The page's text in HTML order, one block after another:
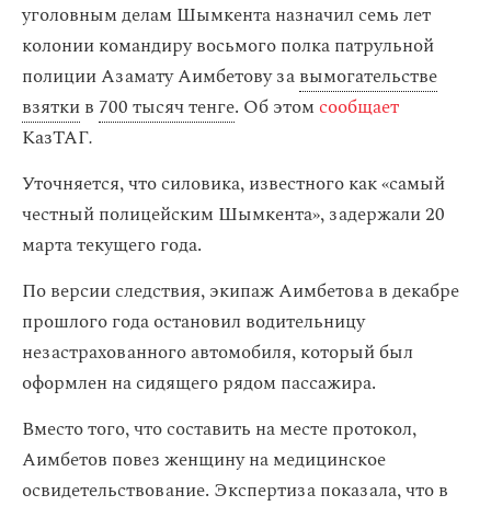
уголовным делам Шымкента назначил семь лет
колонии командиру восьмого полка патрульной
полиции Азамату Аимбетову завымогательстве
взяткив 700 тысяч тенге. Об этомсообщает
КазТАГ.
Уточняется, что силовика, известного как «самый
честный полицейским Шымкента», задержали 20
марта текущего года.
По версии следствия, экипаж Аимбетова в декабре
прошлого года остановил водительницу
незастрахованного автомобиля, который был
оформлен на сидящего рядом пассажира.
Вместо того, что составить на месте протокол,
Аимбетов повез женщину на медицинское
освидетельствование. Экспертиза показала, что в